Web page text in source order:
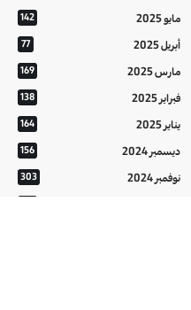
مايو 2025 142
أبريل 2025 77
مارس 2025 169
فبراير 2025 138
يناير 2025 164
ديسمبر 2024 156
نوفمبر 2024 303